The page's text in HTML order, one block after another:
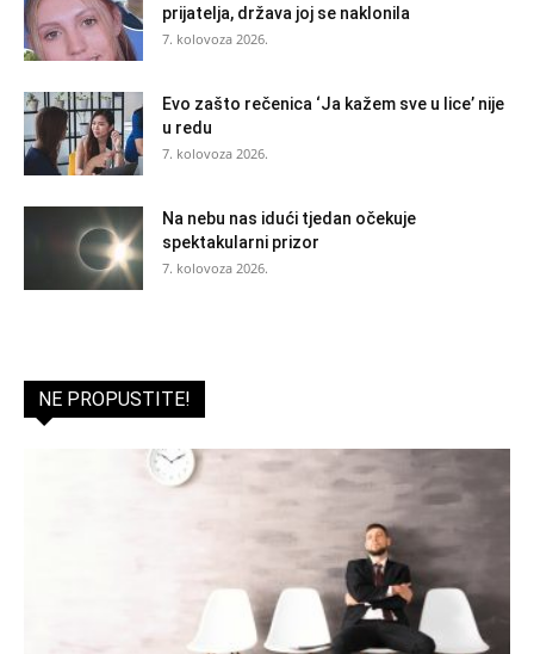
prijatelja, država joj se naklonila
7. kolovoza 2026.
Evo zašto rečenica ‘Ja kažem sve u lice’ nije
u redu
7. kolovoza 2026.
Na nebu nas idući tjedan očekuje
spektakularni prizor
7. kolovoza 2026.
NE PROPUSTITE!